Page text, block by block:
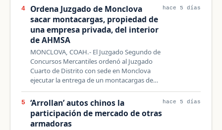
4
Ordena Juzgado de Monclova
sacar montacargas, propiedad de
una empresa privada, del interior
de AHMSA
MONCLOVA, COAH.- El Juzgado Segundo de
Concursos Mercantiles ordenó al Juzgado
Cuarto de Distrito con sede en Monclova
ejecutar la entrega de un montacargas de…
hace 5 días
5
‘Arrollan’ autos chinos la
participación de mercado de otras
armadoras
hace 5 días